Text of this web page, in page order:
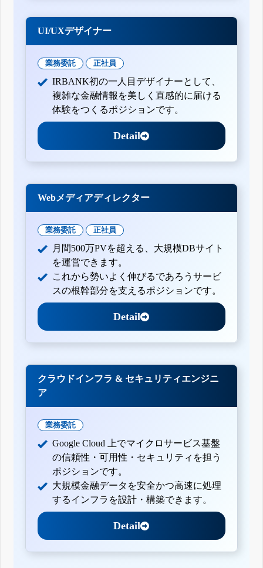
UI/UXデザイナー
業務委託 正社員
IRBANK初の一人目デザイナーとして、
複雑な金融情報を美しく直感的に届ける
体験をつくるポジションです。
Detail
Webメディアディレクター
業務委託 正社員
月間500万PVを超える、大規模DBサイト
を運営できます。
これから勢いよく伸びるであろうサービ
スの根幹部分を支えるポジションです。
Detail
クラウドインフラ & セキュリティエンジニ
ア
業務委託
Google Cloud 上でマイクロサービス基盤
の信頼性・可用性・セキュリティを担う
ポジションです。
大規模金融データを安全かつ高速に処理
するインフラを設計・構築できます。
Detail